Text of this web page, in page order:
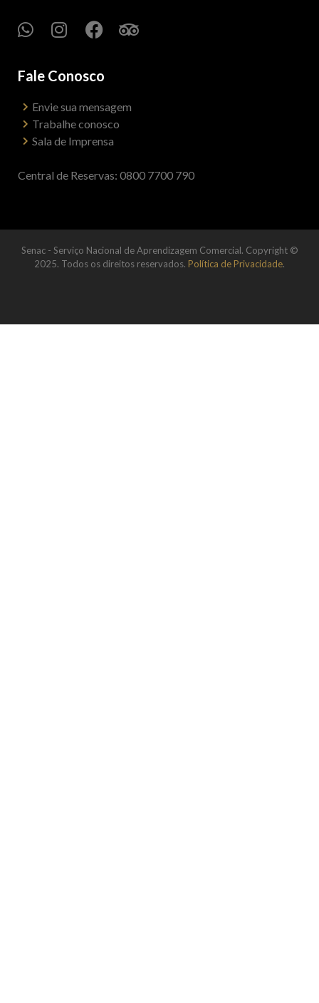
Fale Conosco
Envie sua mensagem
Trabalhe conosco
Sala de Imprensa
Central de Reservas: 0800 7700 790
Senac - Serviço Nacional de Aprendizagem Comercial. Copyright ©
2025. Todos os direitos reservados. Política de Privacidade.